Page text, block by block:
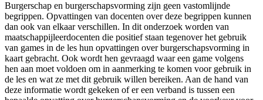
Burgerschap en burgerschapsvorming zijn geen vastomlijnde
begrippen. Opvattingen van docenten over deze begrippen kunnen
dan ook van elkaar verschillen. In dit onderzoek worden van
maatschappijleerdocenten die positief staan tegenover het gebruik
van games in de les hun opvattingen over burgerschapsvorming in
kaart gebracht. Ook wordt hen gevraagd waar een game volgens
hen aan moet voldoen om in aanmerking te komen voor gebruik in
de les en wat ze met dit gebruik willen bereiken. Aan de hand van
deze informatie wordt gekeken of er een verband is tussen een